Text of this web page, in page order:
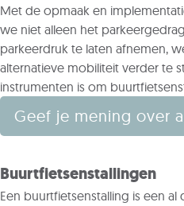
Met de opmaak en
we niet alleen het
parkeerdruk te laten afnemen,
alternatieve mobiliteit verder te
instrumenten is om
Geef je mening over
Buurtfietsenstallingen
Een buurtfietsenstalling is een